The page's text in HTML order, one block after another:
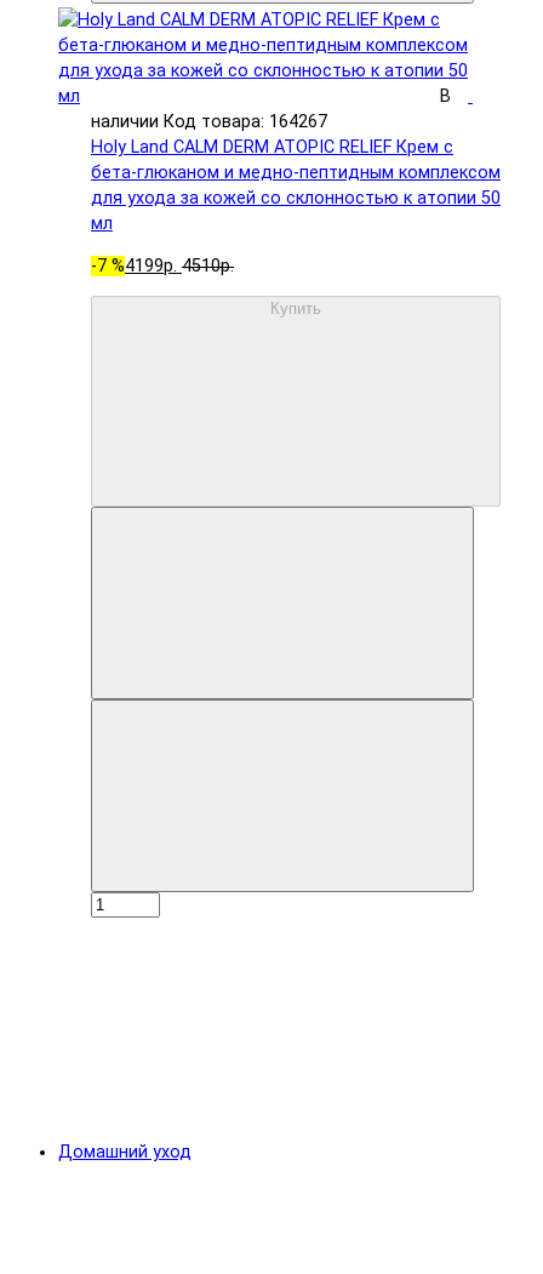
В
наличии Код товара: 164267
Holy Land CALM DERM ATOPIC RELIEF Крем с
бета-глюканом и медно-пептидным комплексом
для ухода за кожей со склонностью к атопии 50
мл
-7 %4199р. 4510р.
Купить
Домашний уход